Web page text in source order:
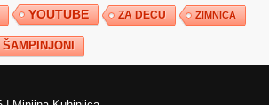
YOUTUBE ZA DECU ZIMNICA
ŠAMPINJONI